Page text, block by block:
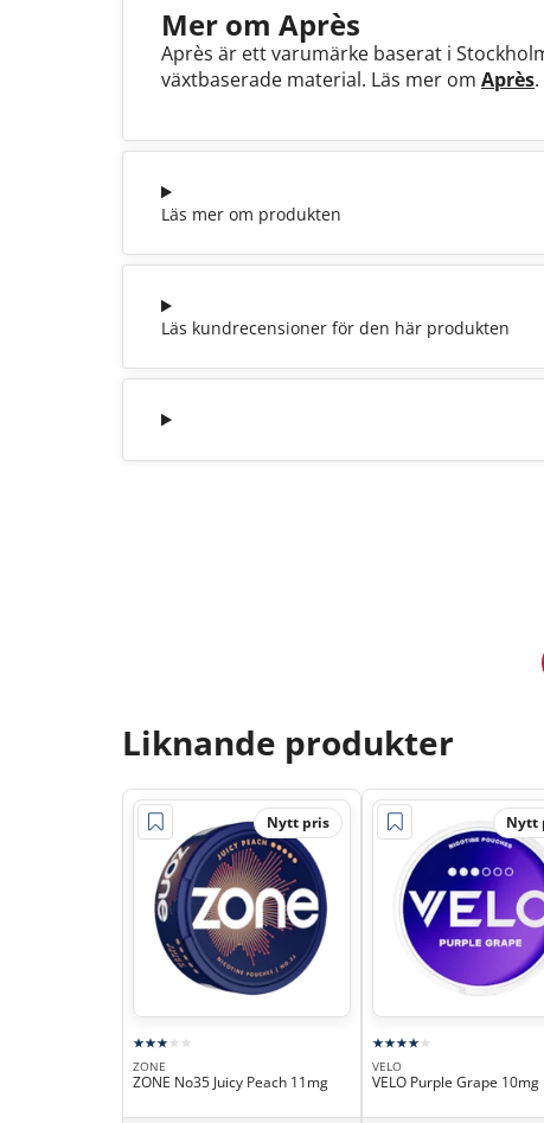
Mer om Après
Après är ett varumärke baserat i
växtbaserade material. Läs mer om Après.
Läs mer om produkten
Läs kundrecensioner för den här produkten
Liknande produkter
Nytt pris
ZONE
ZONE No35 Juicy Peach 11mg
Nytt
VELO
VELO Purple Grape 10mg